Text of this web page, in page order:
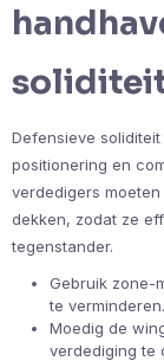
Defensieve
positionering en
verdedigers
dekken, zodat ze
tegenstander.
Gebruik zone-
te verminderen.
Moedig de
verdediging te